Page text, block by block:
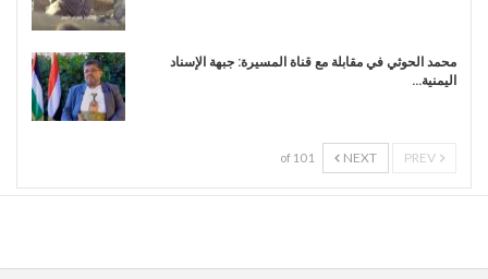
محمد الحوثي في مقابلة مع قناة المسيرة: جبهة الإسناد
اليمنية…
NEXT
1 of 10